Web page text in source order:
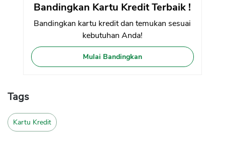
Bandingkan Kartu Kredit Terbaik !
Bandingkan kartu kredit dan temukan sesuai
kebutuhan Anda!
Mulai Bandingkan
Tags
Kartu Kredit